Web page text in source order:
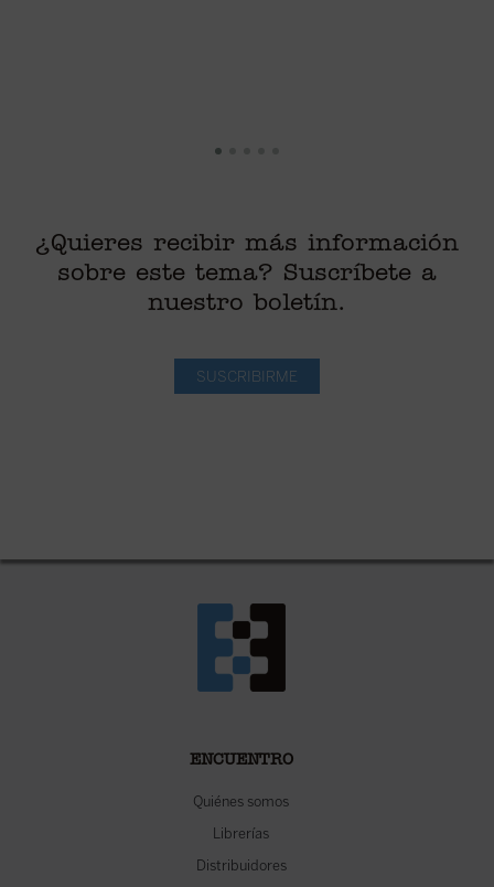
¿Quieres recibir más información
sobre este tema? Suscríbete a
nuestro boletín.
SUSCRIBIRME
ENCUENTRO
Quiénes somos
Librerías
Distribuidores